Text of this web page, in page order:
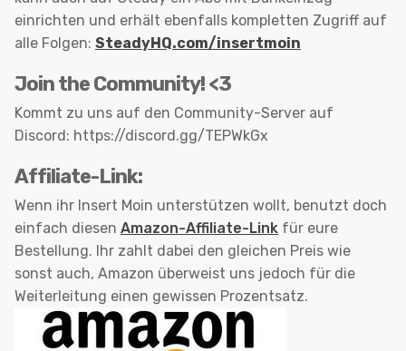
einrichten und erhält ebenfalls kompletten Zugriff auf
alle Folgen: SteadyHQ.com/insertmoin
Join the Community! <3
Kommt zu uns auf den Community-Server auf
Discord: https://discord.gg/TEPWkGx
Affiliate-Link:
Wenn ihr Insert Moin unterstützen wollt, benutzt doch
einfach diesen Amazon-Affiliate-Link für eure
Bestellung. Ihr zahlt dabei den gleichen Preis wie
sonst auch, Amazon überweist uns jedoch für die
Weiterleitung einen gewissen Prozentsatz.